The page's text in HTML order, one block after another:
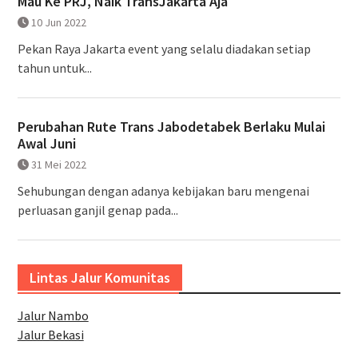
10 Jun 2022
Pekan Raya Jakarta event yang selalu diadakan setiap
tahun untuk...
Perubahan Rute Trans Jabodetabek Berlaku Mulai
Awal Juni
31 Mei 2022
Sehubungan dengan adanya kebijakan baru mengenai
perluasan ganjil genap pada...
Lintas Jalur Komunitas
Jalur Nambo
Jalur Bekasi